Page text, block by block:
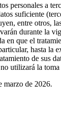
personales a
suficiente
entre otros,
durante la
en que el
hasta la
de sus
utilizará la
marzo de 2026.